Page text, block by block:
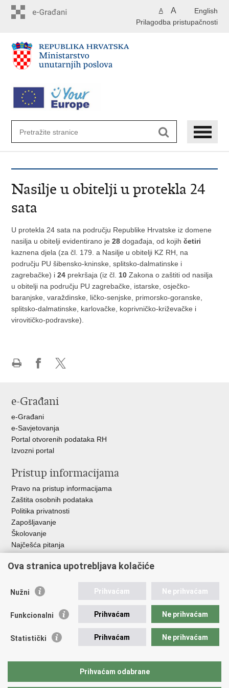
English
A A
Prilagodba pristupačnosti
Nasilje u obitelji u protekla 24
sata
U protekla 24 sata na području Republike Hrvatske iz domene
nasilja u obitelji evidentirano je28 događaja, od kojihčetiri
kaznena djela (za čl. 179. a Nasilje u obitelji KZ RH, na
području PU šibensko-kninske, splitsko-dalmatinske i
zagrebačke) i24 prekršaja (iz čl. 10 Zakona o zaštiti od nasilja
u obitelji na području PU zagrebačke, istarske, osječko-
baranjske, varaždinske, ličko-senjske, primorsko-goranske,
splitsko-dalmatinske, karlovačke, koprivničko-križevačke i
virovitičko-podravske).
Facebooku
X-
e-Građani
e-Građani
e-Savjetovanja
Portal otvorenih podataka RH
Izvozni portal
Pristup informacijama
Pravo na pristup informacijama
Zaštita osobnih podataka
Politika privatnosti
Zapošljavanje
Školovanje
Najčešća pitanja
Važne poveznice
EMN Nacionalna kontaktna točka za Republiku Hrvatsku
Policijska akademija
Zaklada policijske solidarnosti
Udruge
Ova stranica upotrebljava kolačiće
Nužni Prihvaćam Ne prihvaćam
Funkcionalni Prihvaćam Ne prihvaćam
Statistički Prihvaćam Ne prihvaćam
Prihvaćam odabrane